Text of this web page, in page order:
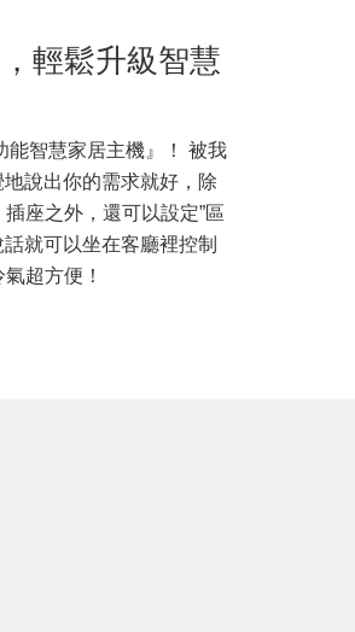
輕鬆升級智慧
能智慧家居主機』！ 被我
說出你的需求就好，除
座之外，還可以設定”區
就可以坐在客廳裡控制
超方便！